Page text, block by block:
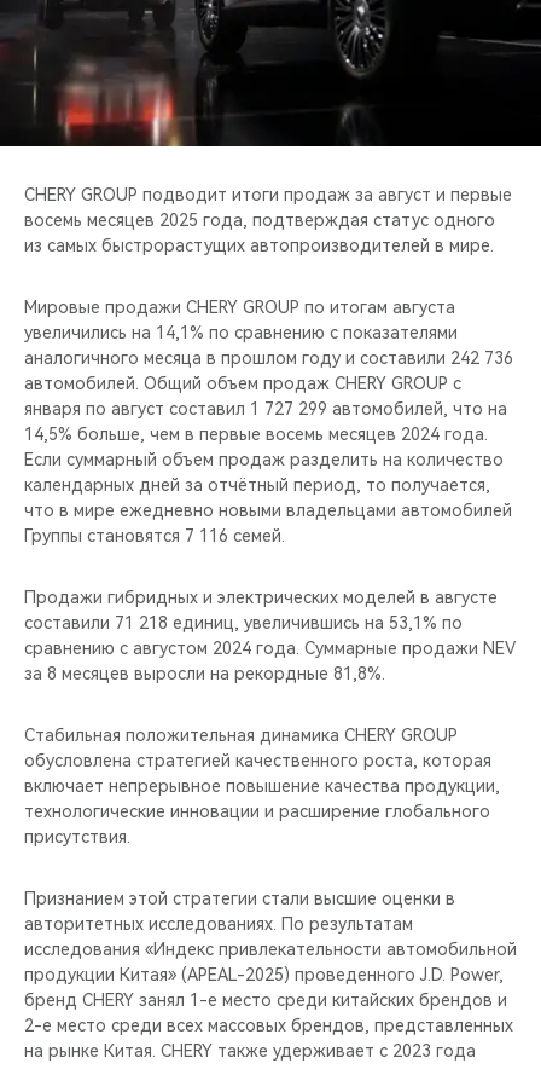
CHERY И СПОРТ
НАШИ МЕРОПРИЯТИЯ
ВИДЕООБЗОРЫ
CHERY ДЛЯ ДЕТЕЙ
CHERY GROUP подводит итоги продаж за август и первые
восемь месяцев 2025 года, подтверждая статус одного
из самых быстрорастущих автопроизводителей в мире.
Мировые продажи CHERY GROUP по итогам августа
увеличились на 14,1% по сравнению с показателями
аналогичного месяца в прошлом году и составили 242 736
автомобилей. Общий объем продаж CHERY GROUP с
января по август составил 1 727 299 автомобилей, что на
14,5% больше, чем в первые восемь месяцев 2024 года.
Если суммарный объем продаж разделить на количество
календарных дней за отчётный период, то получается,
что в мире ежедневно новыми владельцами автомобилей
Группы становятся 7 116 семей.
Продажи гибридных и электрических моделей в августе
составили 71 218 единиц, увеличившись на 53,1% по
сравнению с августом 2024 года. Суммарные продажи NEV
за 8 месяцев выросли на рекордные 81,8%.
Стабильная положительная динамика CHERY GROUP
обусловлена стратегией качественного роста, которая
включает непрерывное повышение качества продукции,
технологические инновации и расширение глобального
присутствия.
Признанием этой стратегии стали высшие оценки в
авторитетных исследованиях. По результатам
исследования «Индекс привлекательности автомобильной
продукции Китая» (APEAL-2025) проведенного J.D. Power,
бренд CHERY занял 1-е место среди китайских брендов и
2-е место среди всех массовых брендов, представленных
на рынке Китая. CHERY также удерживает с 2023 года